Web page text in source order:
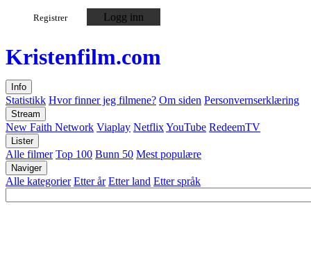
Registrer Logg inn
Kristenfilm.com
Info
Statistikk Hvor finner jeg filmene? Om siden Personvernserklæring
Stream
New Faith Network Viaplay NetflixYouTube RedeemTV
Lister
Alle filmer Top 100 Bunn 50 Mest populære
Naviger
Alle kategorier Etter år Etter land Etter språk